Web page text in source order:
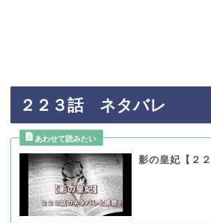
２２３話 ネタバレ
影の皇妃【２